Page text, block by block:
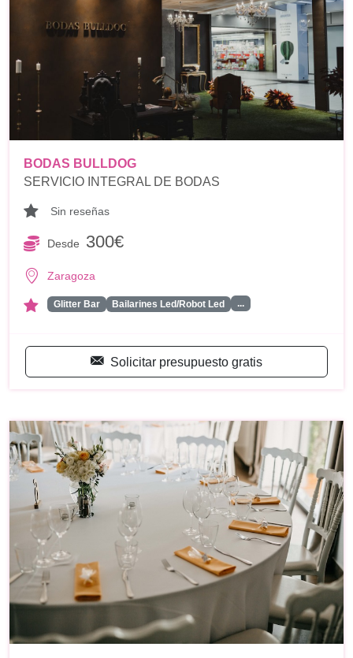
BODAS BULLDOG
SERVICIO INTEGRAL DE BODAS
Sin reseñas
Desde 300€
Zaragoza
Glitter Bar Bailarines Led/Robot Led ...
Solicitar presupuesto gratis